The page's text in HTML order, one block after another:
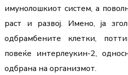
имунолошкиот систем, а
раст и развој. Имено, ја
одбрамбените клетки,
повеќе интерлеукин-2,
одбрана на организмот.